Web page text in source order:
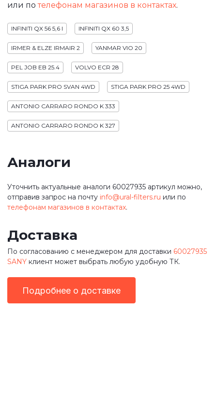
или потелефонам магазинов в контактах.
INFINITI QX 56 5,6 I INFINITI QX 60 3,5
IRMER & ELZE IRMAIR 2 YANMAR VIO 20
PEL JOB EB 25.4 VOLVO ECR 28
STIGA PARK PRO SVAN 4WD STIGA PARK PRO 25 4WD
ANTONIO CARRARO RONDO K 333
ANTONIO CARRARO RONDO K 327
Аналоги
Уточнить актуальные аналоги 60027935 артикул можно,
отправив запрос на почту info@ural-filters.ru или по
телефонам магазинов в контактах.
Доставка
По согласованию с менеджером для доставки 60027935
SANY клиент может выбрать любую удобную ТК.
Подробнее о доставке